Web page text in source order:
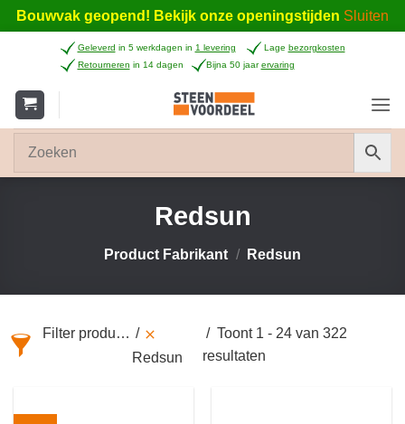
Bouwvak geopend! Bekijk onze openingstijden Sluiten
inhoud
Geleverd in 5 werkdagen in 1 levering Lage bezorgkosten
Retourneren in 14 dagen Bijna 50 jaarervaring
Redsun
Product Fabrikant / Redsun
Filter producten
Redsun
Toont 1 - 24 van 322
resultaten